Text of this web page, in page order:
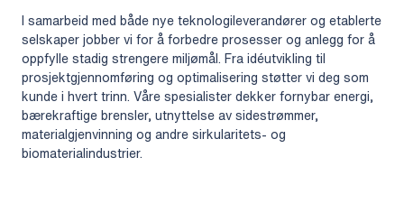
I samarbeid med både nye teknologileverandører og etablerte
selskaper jobber vi for å forbedre prosesser og anlegg for å
oppfylle stadig strengere miljømål. Fra idéutvikling til
prosjektgjennomføring og optimalisering støtter vi deg som
kunde i hvert trinn. Våre spesialister dekker fornybar energi,
bærekraftige brensler, utnyttelse av sidestrømmer,
materialgjenvinning og andre sirkularitets- og
biomaterialindustrier.